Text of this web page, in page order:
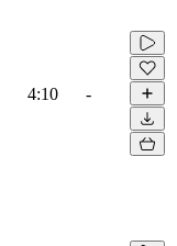
4:10 -